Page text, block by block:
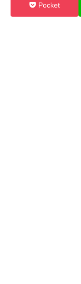
Pocket